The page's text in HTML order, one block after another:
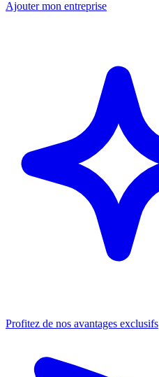
Ajouter mon entreprise
Profitez de nos avantages exclusifs